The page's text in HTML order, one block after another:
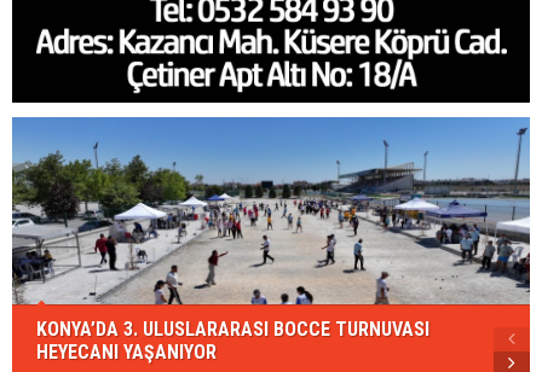
KONYA’DA 3. ULUSLARARASI BOCCE TURNUVASI
HEYECANI YAŞANIYOR